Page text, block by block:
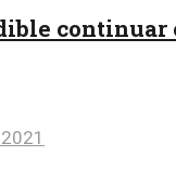
continuar